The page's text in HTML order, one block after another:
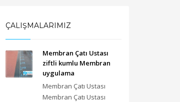
ÇALIŞMALARIMIZ
Membran Çatı Ustası
ziftli kumlu Membran
uygulama
Membran Çatı Ustası
Membran Çatı Ustası